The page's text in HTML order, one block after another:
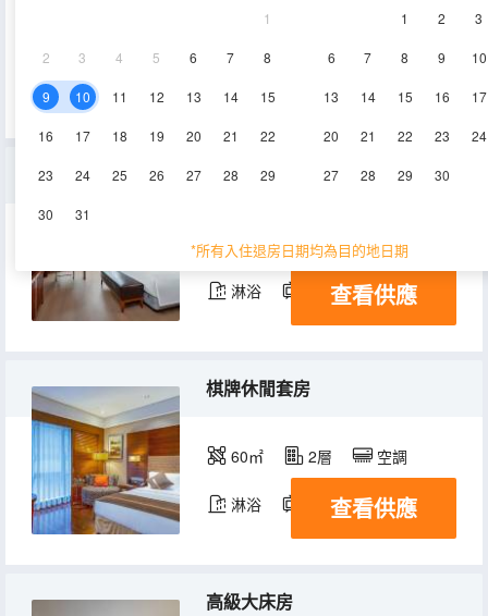
1
2 3 4 5 6 7 8
9 10 11 12 13 14 15
16 17 18 19 20 21 22
23 24 25 26 27 28 29
30 31
1
2 3
6 7 8 9 10
13 14 15 16 17
20 21 22 23 24
27 28 29 30
*所有入住退房日期均為目的地日期
35-38㎡ 空調
行政大床房
35-38㎡ 6-7層
淋浴 電視機 冰箱
查看供應
棋牌休閒套房
60㎡ 2層 空調
淋浴 電視機 冰箱
查看供應
高級大床房